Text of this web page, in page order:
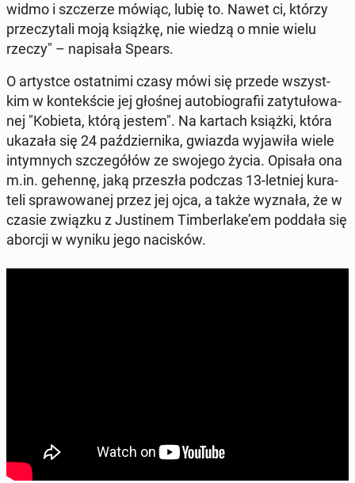
widmo i szcze­rze mówiąc, lubię to. Nawet ci, którzy
prze­czy­ta­li moją książkę, nie wiedzą o mnie wielu
rzeczy" – na­pi­sa­ła Spears.
O ar­ty­st­ce ostat­ni­mi czasy mówi się przede wszyst­
kim w kon­tek­ście jej głośnej au­to­bio­gra­fii za­ty­tu­ło­wa­
nej "Kobieta, którą jestem". Na kartach książki, która
ukazała się 24 paź­dzier­ni­ka, gwiazda wy­ja­wi­ła wiele
in­tym­nych szcze­gó­łów ze swojego życia. Opisała ona
m.in. gehennę, jaką prze­szła podczas 13-letniej ku­ra­
te­li spra­wo­wa­nej przez jej ojca, a także wyznała, że w
czasie związku z Ju­sti­nem Tim­ber­la­ke’em poddała się
aborcji w wyniku jego na­ci­sków.